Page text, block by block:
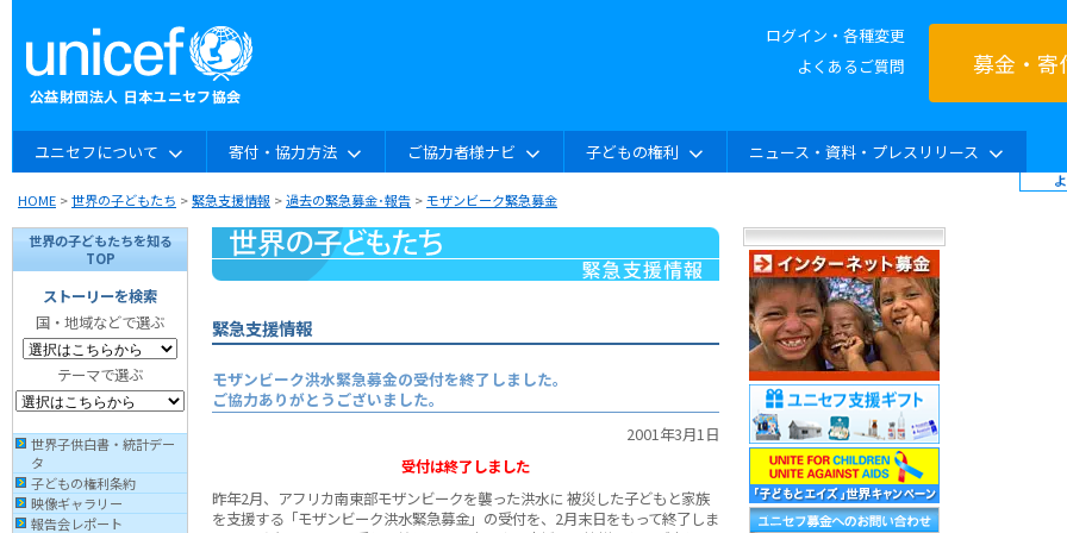
ログイン・各種変更
よくあるご質問
募金・寄
ユニセフについて 寄付・協力方法 ご協力者様ナビ 子どもの権利 ニュース・資料・プレスリリース
HOME >世界の子どもたち >緊急支援情報 >過去の緊急募金･報告 >モザンビーク緊急募金
世界の子どもたちを知る
TOP
ストーリーを検索
国・地域などで選ぶ
テーマで選ぶ
世界子供白書・統計デー
タ
子どもの権利条約
映像ギャラリー
報告会レポート
緊急支援情報
モザンビーク洪水緊急募金の受付を終了しました。
ご協力ありがとうございました。
2001年3月1日
受付は終了しました
昨年2月、アフリカ南東部モザンビークを襲った洪水に 被災した子どもと家族
を支援する「モザンビーク洪水緊急募金」の受付を、2月末日をもって終了しま